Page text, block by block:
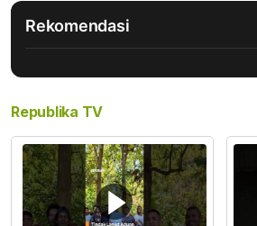
Rekomendasi
Republika TV